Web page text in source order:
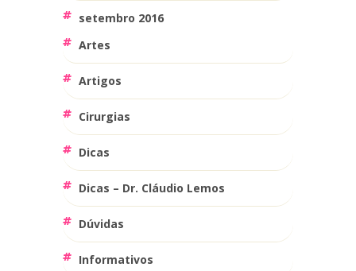
setembro 2016
Artes
Artigos
Cirurgias
Dicas
Dicas – Dr. Cláudio Lemos
Dúvidas
Informativos